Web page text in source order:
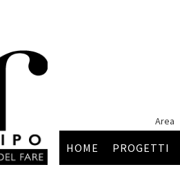
Area
HOME PROGETTI